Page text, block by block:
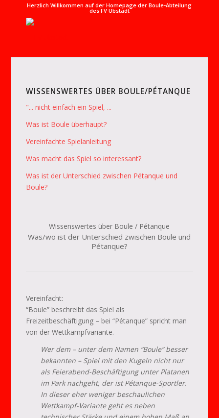
Herzlich Willkommen auf der Homepage der Boule-Abteilung
des FV Ubstadt
WISSENSWERTES ÜBER BOULE/PÉTANQUE
"... nicht einfach ein Spiel, ...
Was ist Boule überhaupt?
Vereinfachte Spielanleitung
Was macht das Spiel so interessant?
Was ist der Unterschied zwischen Pétanque und
Boule?
Wissenswertes über Boule / Pétanque
Was/wo ist der Unterschied zwischen Boule und
Pétanque?
Vereinfacht:
“Boule” beschreibt das Spiel als
Freizeitbeschäftigung – bei “Pétanque” spricht man
von der Wettkampfvariante.
Wer dem – unter dem Namen “Boule” besser
bekannten – Spiel mit den Kugeln nicht nur
als Feierabend-Beschäftigung unter Platanen
im Park nachgeht, der ist Pétanque-Sportler.
In dieser eher weniger beschaulichen
Wettkampf-Variante geht es neben